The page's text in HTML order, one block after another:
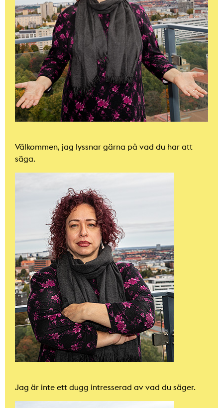
Välkommen, jag lyssnar gärna på vad du har att
säga.
Jag är inte ett dugg intresserad av vad du säger.